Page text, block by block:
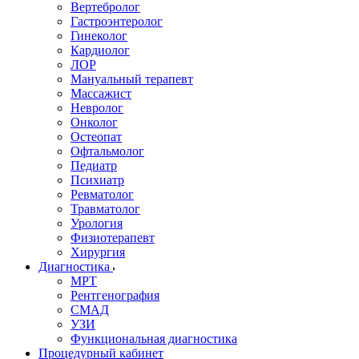
Вертебролог
Гастроэнтеролог
Гинеколог
Кардиолог
ЛОР
Мануальный терапевт
Массажист
Невролог
Онколог
Остеопат
Офтальмолог
Педиатр
Психиатр
Ревматолог
Травматолог
Урология
Физиотерапевт
Хирургия
Диагностика
МРТ
Рентгенография
СМАД
УЗИ
Функциональная диагностика
Процедурный кабинет